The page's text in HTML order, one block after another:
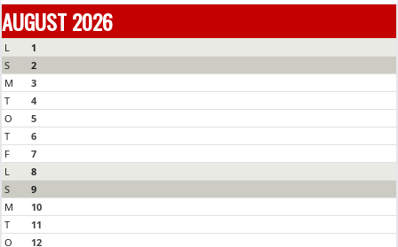
AUGUST 2026
L
1
S
2
M
3
T
4
O
5
T
6
F
7
L
8
S
9
M
10
T
11
O
12